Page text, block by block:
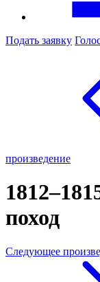
Подать заявку
произведение
поход
Следующее